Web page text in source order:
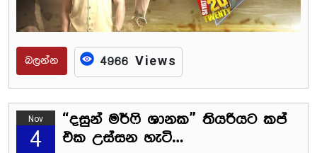
බලන්න 4966 Views
Nov
4
“දසුන් මර්ෆි ශානක” තියරියට කප්
එක උස්සන හැටි…